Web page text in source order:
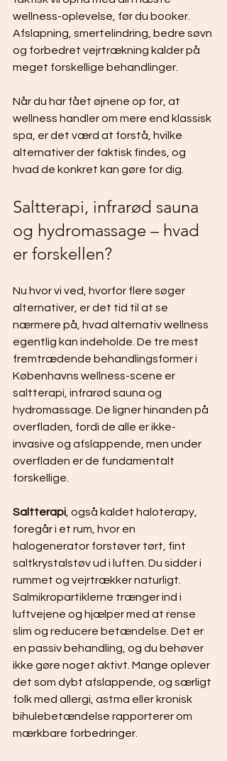
wellness-oplevelse, før du booker.
Afslapning, smertelindring, bedre søvn
og forbedret vejrtrækning kalder på
meget forskellige behandlinger.
Når du har fået øjnene op for, at
wellness handler om mere end klassisk
spa, er det værd at forstå, hvilke
alternativer der faktisk findes, og
hvad de konkret kan gøre for dig.
Saltterapi, infrarød sauna
og hydromassage – hvad
er forskellen?
Nu hvor vi ved, hvorfor flere søger
alternativer, er det tid til at se
nærmere på, hvad alternativ wellness
egentlig kan indeholde. De tre mest
fremtrædende behandlingsformer i
Københavns wellness-scene er
saltterapi, infrarød sauna og
hydromassage. De ligner hinanden på
overfladen, fordi de alle er ikke-
invasive og afslappende, men under
overfladen er de fundamentalt
forskellige.
Saltterapi , også kaldet haloterapy,
foregår i et rum, hvor en
halogenerator forstøver tørt, fint
saltkrystalstøv ud i luften. Du sidder i
rummet og vejrtrækker naturligt.
Salmikropartiklerne trænger ind i
luftvejene og hjælper med at rense
slim og reducere betændelse. Det er
en passiv behandling, og du behøver
ikke gøre noget aktivt. Mange oplever
det som dybt afslappende, og særligt
folk med allergi, astma eller kronisk
bihulebetændelse rapporterer om
mærkbare forbedringer.